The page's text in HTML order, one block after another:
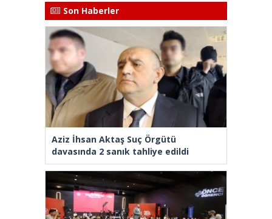
Son Haberler
Aziz İhsan Aktaş Suç Örgütü
davasında 2 sanık tahliye edildi